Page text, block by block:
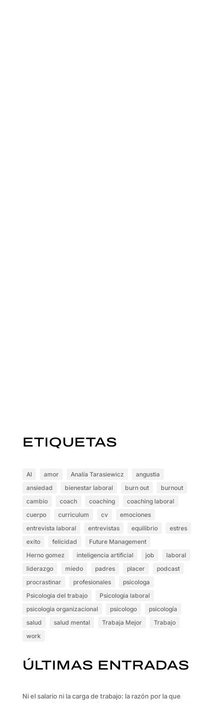
ETIQUETAS
AI amor Analía Tarasiewicz
angustia
ansiedad
bienestar laboral burn out
burnout
cambio
coach coaching
coaching laboral
cuerpo
curriculum cv
emociones
entrevista laboral
entrevistas equilibrio
estres
exito
felicidad
Future Management
Herno gomez
inteligencia artificial job
laboral
liderazgo
miedo padres placer
podcast
procrastinar
profesionales
psicologa
Psicologia del trabajo
Psicologia laboral
psicologia organizacional
psicologo
psicología
salud
salud mental Trabaja Mejor
Trabajo
work
ÚLTIMAS ENTRADAS
Ni el salario ni la carga de trabajo: la razón por la que